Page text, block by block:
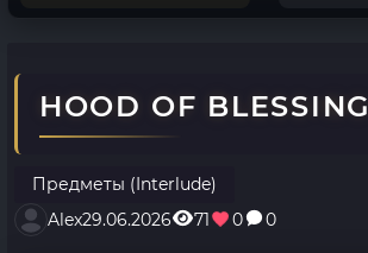
HOOD OF BLESSING
Предметы (Interlude)
Alex29.06.2026 71 0 0